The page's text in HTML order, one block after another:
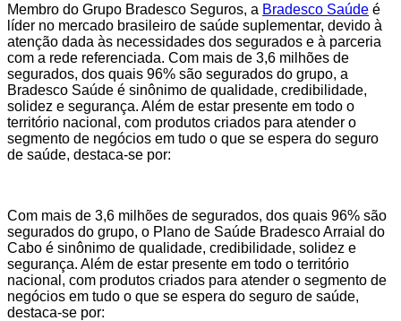
Membro do Grupo Bradesco Seguros, a Bradesco Saúde é
líder no mercado brasileiro de saúde suplementar, devido à
atenção dada às necessidades dos segurados e à parceria
com a rede referenciada. Com mais de 3,6 milhões de
segurados, dos quais 96% são segurados do grupo, a
Bradesco Saúde é sinônimo de qualidade, credibilidade,
solidez e segurança. Além de estar presente em todo o
território nacional, com produtos criados para atender o
segmento de negócios em tudo o que se espera do seguro
de saúde, destaca-se por:
Com mais de 3,6 milhões de segurados, dos quais 96% são
segurados do grupo, o Plano de Saúde Bradesco Arraial do
Cabo é sinônimo de qualidade, credibilidade, solidez e
segurança. Além de estar presente em todo o território
nacional, com produtos criados para atender o segmento de
negócios em tudo o que se espera do seguro de saúde,
destaca-se por: